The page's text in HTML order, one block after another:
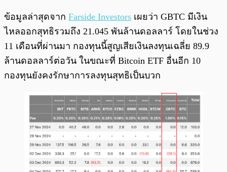
ข้อมูลล่าสุดจาก Farside Investors เผยว่า GBTC มีเงิน
ไหลออกสุทธิรวมถึง 21.045 พันล้านดอลลาร์ โดยในช่วง
11 เดือนที่ผ่านมา กองทุนนี้สูญเสียเงินลงทุนเฉลี่ย 89.9
ล้านดอลลาร์ต่อวัน ในขณะที่ Bitcoin ETF อื่นอีก 10
กองทุนยังคงรักษาการลงทุนสุทธิเป็นบวก